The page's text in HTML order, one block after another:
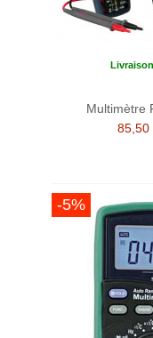
Multimètre
85,50
-5%